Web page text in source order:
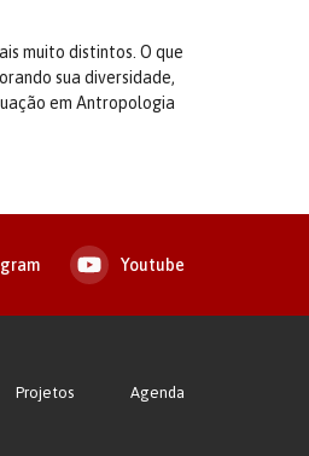
muito distintos. O que
sua diversidade,
em Antropologia
Youtube
Projetos Agenda